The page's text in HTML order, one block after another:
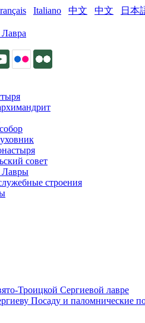
Italiano 中文 中文 日本
совет
Лавры
строения
Троицкой Сергиевой лавре
Посаду и паломнические